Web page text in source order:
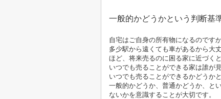
一般的かどうかという判断基
自宅はご自身の所有物になるのです
多少駅から遠くても車があるから大
ほど、将来売るのに困る家に近づくと
いつでも売ることができる家は誰が
いつでも売ることができるかどうか
一般的かどうか、普通かどうか、と
ないかを意識することが大切です。